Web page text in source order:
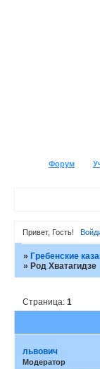
Форум
Привет, Гость!
»Гребенские
»Род Хватагидзе
Страница:1
львович
Модератор